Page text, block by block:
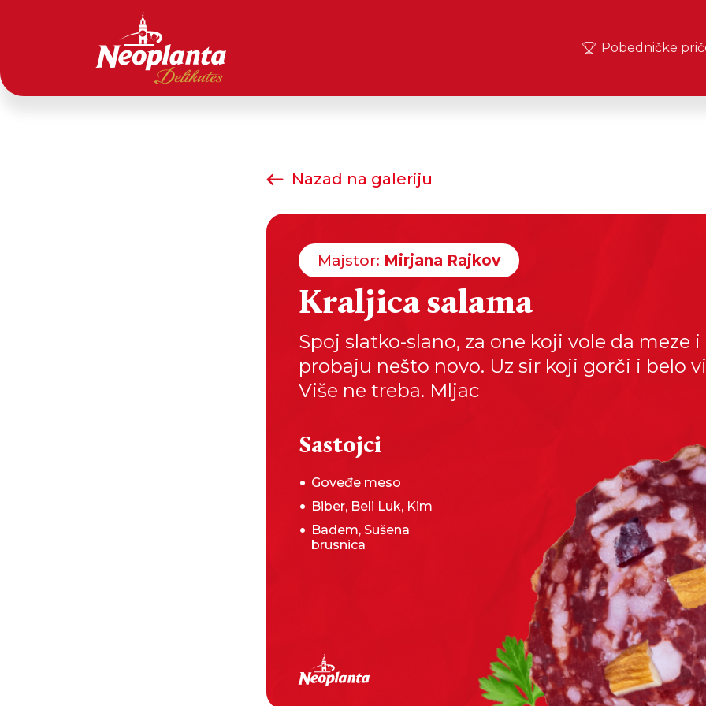
Pobedničke
Nazad na galeriju
Majstor: Mirjana Rajkov
Kraljica salama
Spoj slatko-slano, za one koji vole da meze i
probaju nešto novo. Uz sir koji gorči i belo
Više ne treba. Mljac
Sastojci
Goveđe meso
Biber, Beli Luk, Kim
Badem, Sušena
brusnica